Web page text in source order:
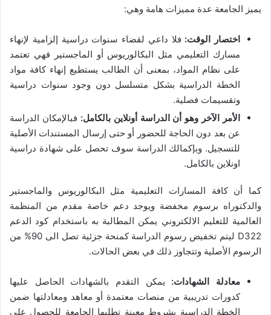
يميز الجامعة عدة مميزات هامة وهي:
اختصار الوقت: فلا داعي لقضاء سنوات دراسية إلزامية لإنهاء
مسارك التعليمي مثل البكالوريوس أو الماجستير فهي تعتمد
على نظام المواد، بمعنى أن الطالب يستطيع إنهاء كافة مواد
الخطة الدراسية بشكل متسلسل دون وجود سنوات دراسية
وتقسيمات فصلية.
الأمر الآخر وهو أن الدراسة أونلاين بالكامل: فبالإمكان الدراسة
عن بعد دون الحاجة للحضور أو حتى إرسال المستندات الأصلية
للتسجيل. وبإكمالك الدراسة سوف تحصل على شهادة دراسية
اونلاين بالكامل.
كما أن كافة المسارات التعليمية مثل البكالوريوس والماجستير
والدكتوراه برسوم مخفضة ويوجد دعم خاصة مقدم من المنظمة
العالمية للتعليم الالكتروني يمكن المطالبة به باستخدام كود الدعم
D322 ليتم تخفيض رسوم الدراسة كمنحة جزئية تصل الى 90% من
الرسوم الأصلية وتتجاوز ذلك في بعض الحالات.
معادلة الشهادات: يمكن التقدم بالشهادات الحاصل عليها
كدورات تدريبية من منصات معتمدة أو معاهد ومعادلتها ضمن
الخطة الدراسية بشروط معينة تطلبها الجامعة للحصول على